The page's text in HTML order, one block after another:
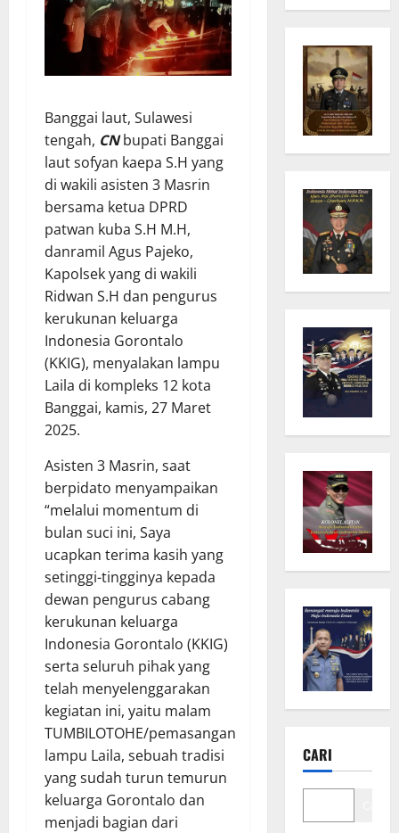
Banggai laut, Sulawesi
tengah, CNbupati Banggai
laut sofyan kaepa S.H yang
di wakili asisten 3 Masrin
bersama ketua DPRD
patwan kuba S.H M.H,
danramil Agus Pajeko,
Kapolsek yang di wakili
Ridwan S.H dan pengurus
kerukunan keluarga
Indonesia Gorontalo
(KKIG), menyalakan lampu
Laila di kompleks 12 kota
Banggai, kamis, 27 Maret
2025.
Asisten 3 Masrin, saat
berpidato menyampaikan
“melalui momentum di
bulan suci ini, Saya
ucapkan terima kasih yang
setinggi-tingginya kepada
dewan pengurus cabang
kerukunan keluarga
Indonesia Gorontalo (KKIG)
serta seluruh pihak yang
telah menyelenggarakan
kegiatan ini, yaitu malam
TUMBILOTOHE/pemasangan
lampu Laila, sebuah tradisi
yang sudah turun temurun
keluarga Gorontalo dan
menjadi bagian dari
CARI